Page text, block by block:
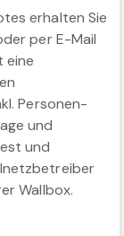
erhalten Sie
per E-Mail
eine
Personen-
und
und
Wallbox.